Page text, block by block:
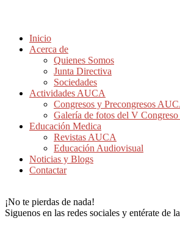
Inicio
Acerca de
Quienes Somos
Junta Directiva
Sociedades
Actividades AUCA
Congresos y Precongresos
Galería de fotos del V
Educación Medica
Revistas AUCA
Educación Audiovisual
Noticias y Blogs
Contactar
¡No te pierdas de nada!
Siguenos en las redes sociales y entérate de